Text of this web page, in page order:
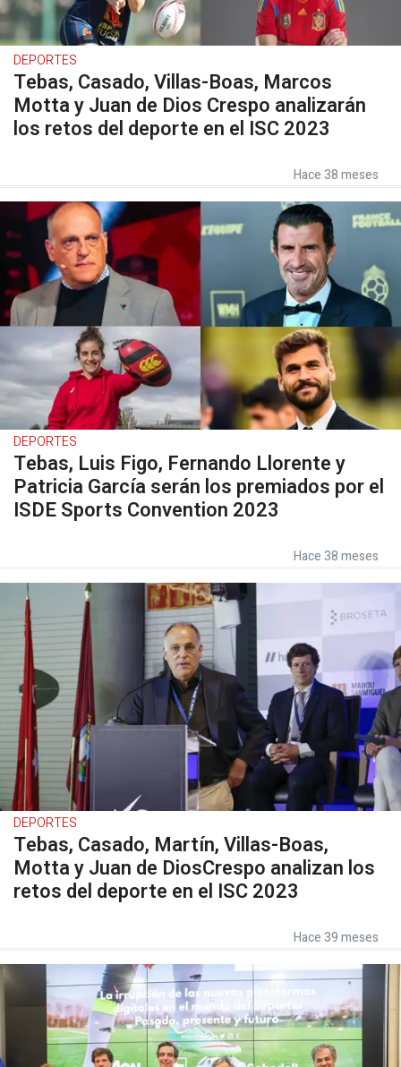
DEPORTES
Tebas, Casado, Villas-Boas, Marcos
Motta y Juan de Dios Crespo analizarán
los retos del deporte en el ISC 2023
Hace 38 meses
DEPORTES
Tebas, Luis Figo, Fernando Llorente y
Patricia García serán los premiados por el
ISDE Sports Convention 2023
Hace 38 meses
DEPORTES
Tebas, Casado, Martín, Villas-Boas,
Motta y Juan de DiosCrespo analizan los
retos del deporte en el ISC 2023
Hace 39 meses